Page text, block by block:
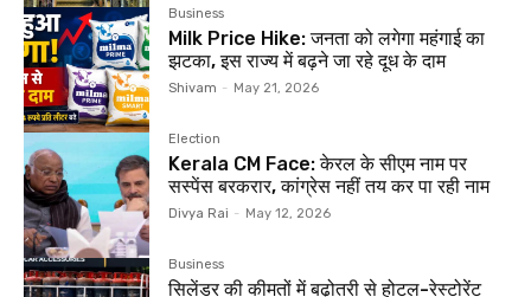
Business
Milk Price Hike: जनता को लगेगा महंगाई का
झटका, इस राज्य में बढ़ने जा रहे दूध के दाम
Shivam - May 21, 2026
Election
Kerala CM Face: केरल के सीएम नाम पर
सस्पेंस बरकरार, कांग्रेस नहीं तय कर पा रही नाम
Divya Rai - May 12, 2026
Business
सिलेंडर की कीमतों में बढ़ोतरी से होटल-रेस्टोरेंट